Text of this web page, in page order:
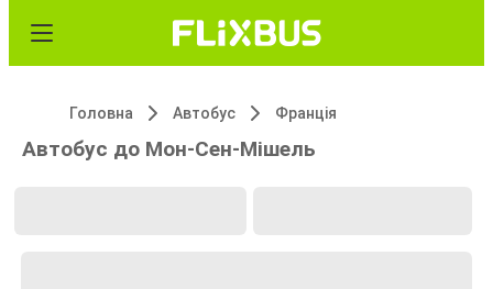
Головна Автобус Франція
Автобус до Мон-Сен-Мішель